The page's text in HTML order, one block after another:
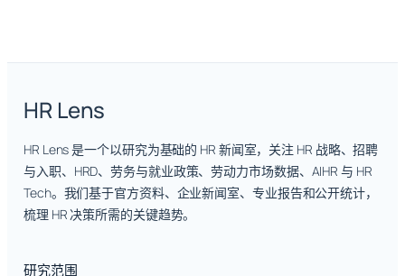
HR Lens
HR Lens 是一个以研究为基础的 HR 新闻室，关注 HR 战略、招聘
与入职、HRD、劳务与就业政策、劳动力市场数据、AIHR 与 HR
Tech。我们基于官方资料、企业新闻室、专业报告和公开统计，
梳理 HR 决策所需的关键趋势。
研究范围